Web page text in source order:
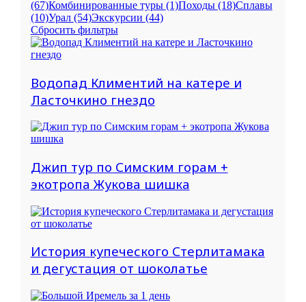
(67)Комбинированные туры (1)Походы (18)Сплавы
(10)Урал (54)Экскурсии (44)
Сбросить фильтры
Водопад Климентий на катере и
Ласточкино гнездо
Джип тур по Симским горам +
экотропа Жукова шишка
История купеческого Стерлитамака
и дегустация от шоколатье